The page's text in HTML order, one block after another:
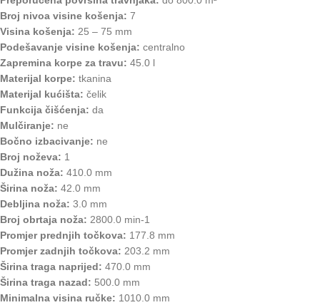
Broj nivoa visine košenja: 7
Visina košenja: 25 – 75 mm
Podešavanje visine košenja: centralno
Zapremina korpe za travu: 45.0 l
Materijal korpe: tkanina
Materijal kućišta: čelik
Funkcija čišćenja: da
Mulčiranje: ne
Bočno izbacivanje: ne
Broj noževa: 1
Dužina noža: 410.0 mm
Širina noža: 42.0 mm
Debljina noža: 3.0 mm
Broj obrtaja noža: 2800.0 min-1
Promjer prednjih točkova: 177.8 mm
Promjer zadnjih točkova: 203.2 mm
Širina traga naprijed: 470.0 mm
Širina traga nazad: 500.0 mm
Minimalna visina ručke: 1010.0 mm